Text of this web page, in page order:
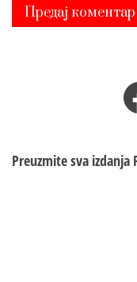
Preuzmite sva izdanja